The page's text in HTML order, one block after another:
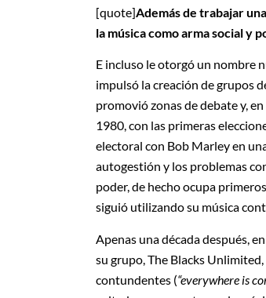
[quote]Además de trabajar
la música como arma social y
E incluso le otorgó un nombre
impulsó la creación de grupos
promovió zonas de debate y,
1980, con las primeras
electoral con Bob Marley en
autogestión y los problemas
poder, de hecho ocupa
siguió utilizando su música
Apenas una década después,
su grupo, The Blacks
contundentes (“everywhere is